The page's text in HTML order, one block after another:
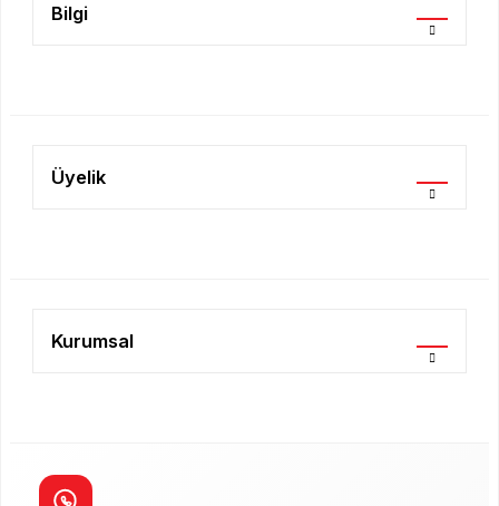
Bilgi
Üyelik
Kurumsal